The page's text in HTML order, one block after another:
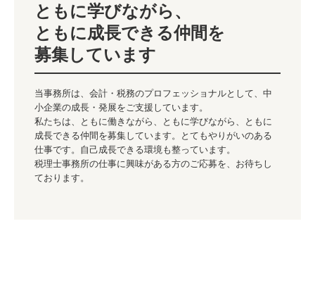
ともに学びながら、
ともに成長できる仲間を
募集しています
当事務所は、会計・税務のプロフェッショナルとして、中
小企業の成長・発展をご支援しています。
私たちは、ともに働きながら、ともに学びながら、ともに
成長できる仲間を募集しています。とてもやりがいのある
仕事です。自己成長できる環境も整っています。
税理士事務所の仕事に興味がある方のご応募を、お待ちし
ております。